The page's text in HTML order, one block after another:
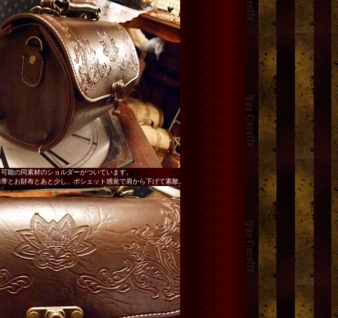
能の同素材のショルダーがついています。
とお財布とあと少し、ポシェット感覚で肩から下げて素敵。